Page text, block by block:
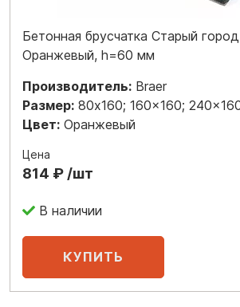
Бетонная брусчатка Старый
Оранжевый, h=60 мм
Производитель: Braer
Размер: 80x160; 160x160;
Цвет: Оранжевый
Цена
814 ₽ /шт
В наличии